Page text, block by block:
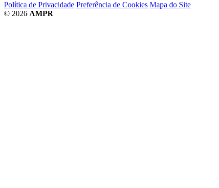
Política de Privacidade Preferência de Cookies Mapa do Site
© 2026 AMPR